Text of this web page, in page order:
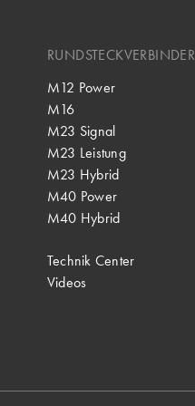
RUNDSTECKVERBINDER
M12 Power
M16
M23 Signal
M23 Leistung
M23 Hybrid
M40 Power
M40 Hybrid
Technik Center
Videos